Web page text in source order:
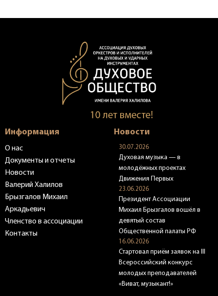
Информация
О нас
Документы и отчеты
Новости
Валерий Халилов
Брызгалов Михаил
Аркадьевич
Членство в ассоциации
Контакты
Новости
30.07.2026
Духовая музыка — в
молодёжных проектах
Движения Первых
23.06.2026
Президент Ассоциации
Михаил Брызгалов вошёл в
девятый состав
Общественной палаты РФ
16.06.2026
Стартовал приём заявок на III
Всероссийский конкурс
молодых преподавателей
«Виват, музыкант!»